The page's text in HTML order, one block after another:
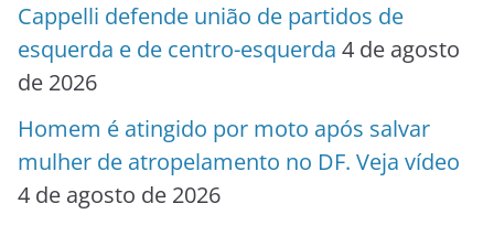
Cappelli defende união de partidos de
esquerda e de centro-esquerda 4 de agosto
de 2026
Homem é atingido por moto após salvar
mulher de atropelamento no DF. Veja vídeo
4 de agosto de 2026